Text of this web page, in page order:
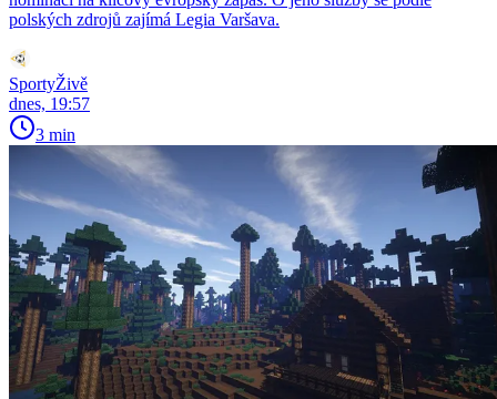
polských zdrojů zajímá Legia Varšava.
SportyŽivě
dnes, 19:57
3 min